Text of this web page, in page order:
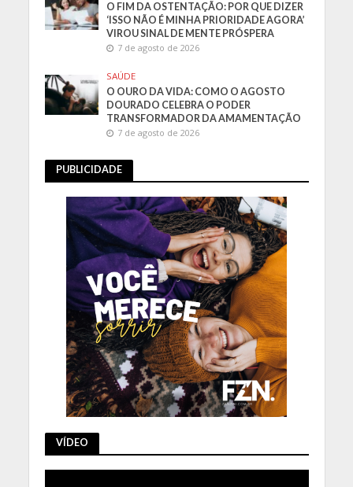
O FIM DA OSTENTAÇÃO: POR QUE DIZER
‘ISSO NÃO É MINHA PRIORIDADE AGORA’
VIROU SINAL DE MENTE PRÓSPERA
7 de agosto de 2026
SAÚDE
O OURO DA VIDA: COMO O AGOSTO
DOURADO CELEBRA O PODER
TRANSFORMADOR DA AMAMENTAÇÃO
7 de agosto de 2026
PUBLICIDADE
VÍDEO